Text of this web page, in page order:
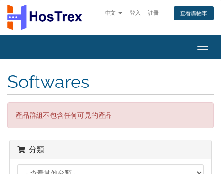
中文 登入 註冊 查看購物車
切
換
Softwares
產品群組不包含任何可見的產品
分類